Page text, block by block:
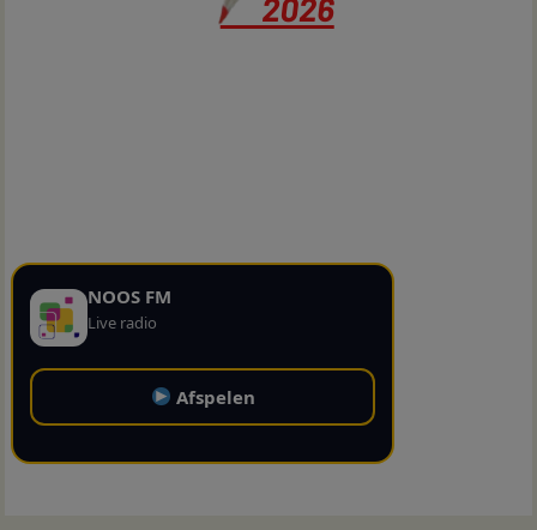
NOOS FM
Live radio
Afspelen